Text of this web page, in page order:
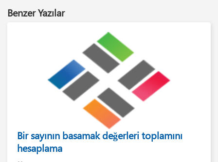
Benzer Yazılar
Bir sayının basamak değerleri toplamını
hesaplama